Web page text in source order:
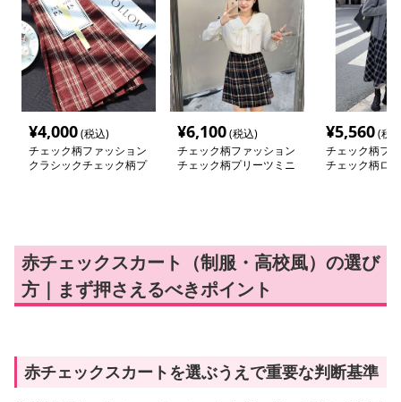
¥4,000(税込)
チェック柄ファッション
クラシックチェック柄プ
¥6,100(税込)
チェック柄ファッション
チェック柄プリーツミニ
¥5,560(税
チェック柄フ
チェック柄ロ
赤チェックスカート（制服・高校風）の選び
方｜まず押さえるべきポイント
赤チェックスカートを選ぶうえで重要な判断基準